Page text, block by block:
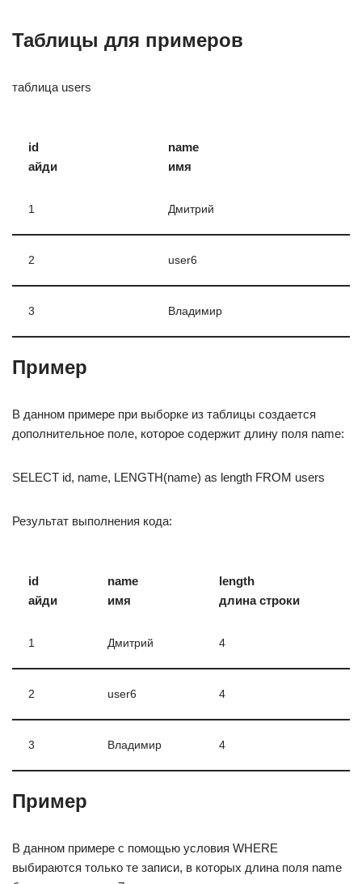
Таблицы для примеров
таблица users
id
айди
name
имя
1 Дмитрий
2 user6
3 Владимир
Пример
В данном примере при выборке из таблицы создается
дополнительное поле, которое содержит длину поля name:
SELECT id, name, LENGTH(name) as length FROM users
Результат выполнения кода:
id
айди
name
имя
length
длина строки
1 Дмитрий 4
2 user6 4
3 Владимир 4
Пример
В данном примере с помощью условия WHERE
выбираются только те записи, в которых длина поля name